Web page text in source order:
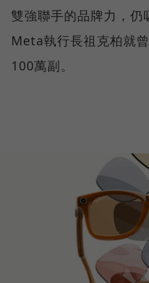
雙強聯手的品牌力，仍
Meta執行長祖克柏就
100萬副。